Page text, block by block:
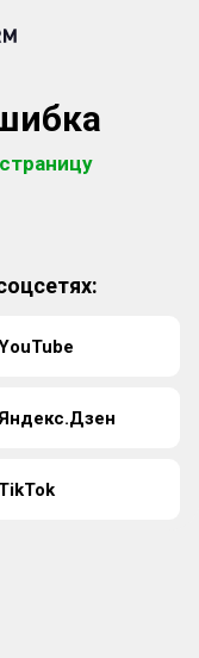
Яндекс.Дзен
TikTok